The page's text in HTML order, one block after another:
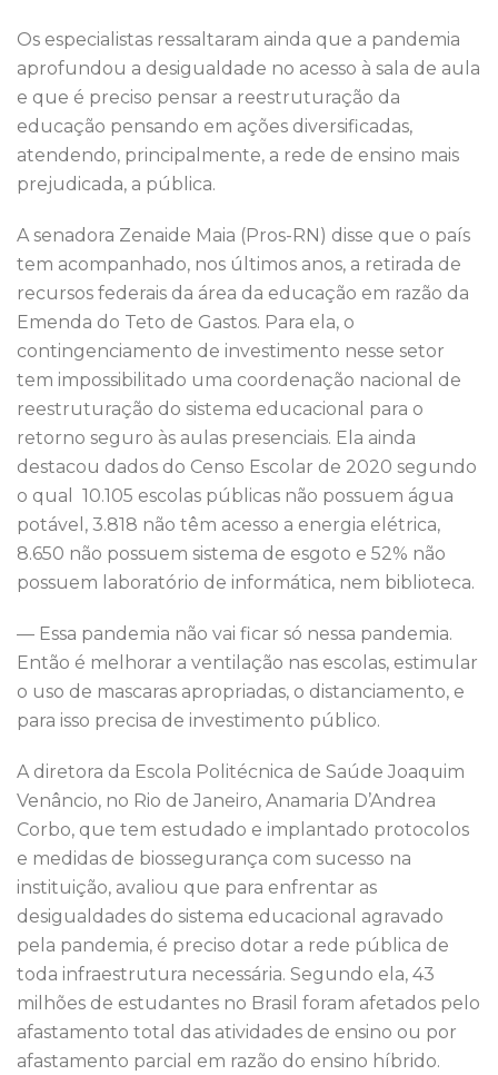
Os especialistas ressaltaram ainda que a pandemia
aprofundou a desigualdade no acesso à sala de aula
e que é preciso pensar a reestruturação da
educação pensando em ações diversificadas,
atendendo, principalmente, a rede de ensino mais
prejudicada, a pública.
A senadora Zenaide Maia (Pros-RN) disse que o país
tem acompanhado, nos últimos anos, a retirada de
recursos federais da área da educação em razão da
Emenda do Teto de Gastos. Para ela, o
contingenciamento de investimento nesse setor
tem impossibilitado uma coordenação nacional de
reestruturação do sistema educacional para o
retorno seguro às aulas presenciais. Ela ainda
destacou dados do Censo Escolar de 2020 segundo
o qual 10.105 escolas públicas não possuem água
potável, 3.818 não têm acesso a energia elétrica,
8.650 não possuem sistema de esgoto e 52% não
possuem laboratório de informática, nem biblioteca.
— Essa pandemia não vai ficar só nessa pandemia.
Então é melhorar a ventilação nas escolas, estimular
o uso de mascaras apropriadas, o distanciamento, e
para isso precisa de investimento público.
A diretora da Escola Politécnica de Saúde Joaquim
Venâncio, no Rio de Janeiro, Anamaria D’Andrea
Corbo, que tem estudado e implantado protocolos
e medidas de biossegurança com sucesso na
instituição, avaliou que para enfrentar as
desigualdades do sistema educacional agravado
pela pandemia, é preciso dotar a rede pública de
toda infraestrutura necessária. Segundo ela, 43
milhões de estudantes no Brasil foram afetados pelo
afastamento total das atividades de ensino ou por
afastamento parcial em razão do ensino híbrido.